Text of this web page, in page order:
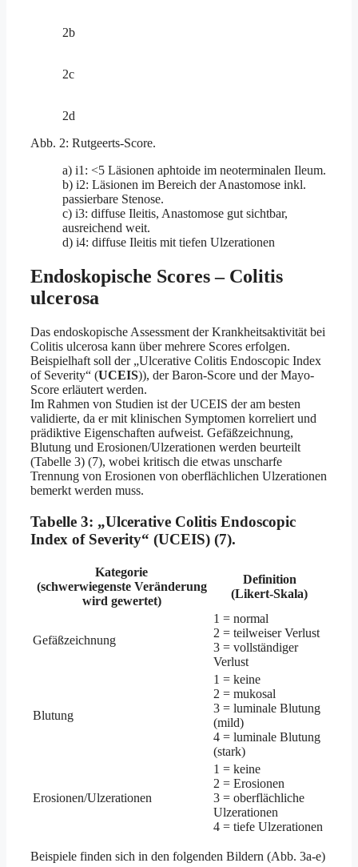
2b
2c
2d
Abb. 2: Rutgeerts-Score.
a) i1: <5 Läsionen aphtoide im neoterminalen Ileum.
b) i2: Läsionen im Bereich der Anastomose inkl.
passierbare Stenose.
c) i3: diffuse Ileitis, Anastomose gut sichtbar,
ausreichend weit.
d) i4: diffuse Ileitis mit tiefen Ulzerationen
Endoskopische Scores – Colitis
ulcerosa
Das endoskopische Assessment der Krankheitsaktivität bei
Colitis ulcerosa kann über mehrere Scores erfolgen.
Beispielhaft soll der „Ulcerative Colitis Endoscopic Index
of Severity“ (UCEIS)), der Baron-Score und der Mayo-
Score erläutert werden.
Im Rahmen von Studien ist der UCEIS der am besten
validierte, da er mit klinischen Symptomen korreliert und
prädiktive Eigenschaften aufweist. Gefäßzeichnung,
Blutung und Erosionen/Ulzerationen werden beurteilt
(Tabelle 3) (7), wobei kritisch die etwas unscharfe
Trennung von Erosionen von oberflächlichen Ulzerationen
bemerkt werden muss.
Tabelle 3: „Ulcerative Colitis Endoscopic
Index of Severity“ (UCEIS) (7).
Kategorie
(schwerwiegenste Veränderung
wird gewertet)
Definition
(Likert-Skala)
Gefäßzeichnung
1 = normal
2 = teilweiser Verlust
3 = vollständiger
Verlust
Blutung
1 = keine
2 = mukosal
3 = luminale Blutung
(mild)
4 = luminale Blutung
(stark)
Erosionen/Ulzerationen
1 = keine
2 = Erosionen
3 = oberflächliche
Ulzerationen
4 = tiefe Ulzerationen
Beispiele finden sich in den folgenden Bildern (Abb. 3a-e)